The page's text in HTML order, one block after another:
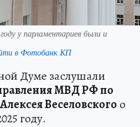
у парламентариев были и
в Фотобанк КП
Думе заслушали
МВД РФ по
Веселовского о
году.